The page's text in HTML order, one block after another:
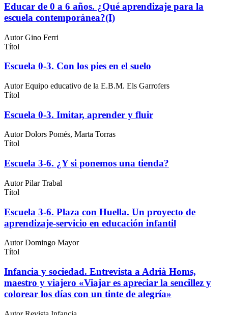
Educar de 0 a 6 años. ¿Qué aprendizaje para la
escuela contemporánea?(I)
Autor Gino Ferri
Títol
Escuela 0-3. Con los pies en el suelo
Autor Equipo educativo de la E.B.M. Els Garrofers
Títol
Escuela 0-3. Imitar, aprender y fluir
Autor Dolors Pomés, Marta Torras
Títol
Escuela 3-6. ¿Y si ponemos una tienda?
Autor Pilar Trabal
Títol
Escuela 3-6. Plaza con Huella. Un proyecto de
aprendizaje-servicio en educación infantil
Autor Domingo Mayor
Títol
Infancia y sociedad. Entrevista a Adrià Homs,
maestro y viajero «Viajar es apreciar la sencillez y
colorear los días con un tinte de alegría»